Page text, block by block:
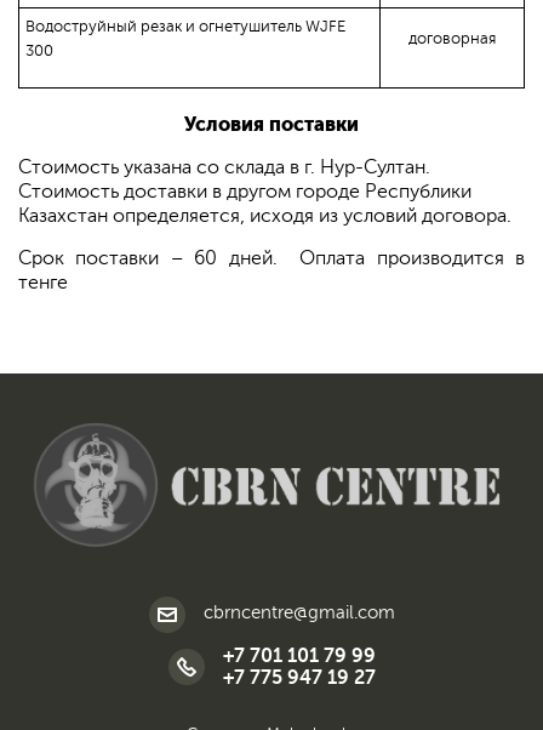
Водоструйный резак и огнетушитель WJFE
300
договорная
Условия поставки
Стоимость указана со склада в г. Нур-Султан.
Стоимость доставки в другом городе Республики
Казахстан определяется, исходя из условий договора.
Срок поставки – 60 дней. Оплата производится в
тенге
cbrncentre@gmail.com
+7 701 101 79 99
+7 775 947 19 27